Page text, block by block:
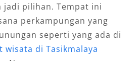
jadi pilihan. Tempat ini
perkampungan yang
seperti yang ada di
wisata di Tasikmalaya